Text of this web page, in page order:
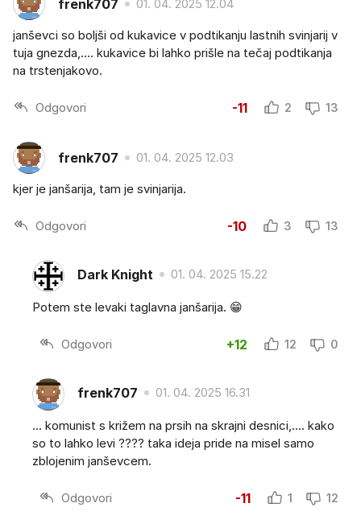
frenk707 01. 04. 2025 12.04
janševci so boljši od kukavice v podtikanju lastnih svinjarij v
tuja gnezda,.... kukavice bi lahko prišle na tečaj podtikanja
na trstenjakovo.
Odgovori -11 2 13
frenk707 01. 04. 2025 12.03
kjer je janšarija, tam je svinjarija.
Odgovori -10 3 13
Dark Knight 01. 04. 2025 15.22
Potem ste levaki taglavna janšarija. 😁
Odgovori +12 12 0
frenk707 01. 04. 2025 16.31
... komunist s križem na prsih na skrajni desnici,.... kako
so to lahko levi ???? taka ideja pride na misel samo
zblojenim janševcem.
Odgovori -11 1 12